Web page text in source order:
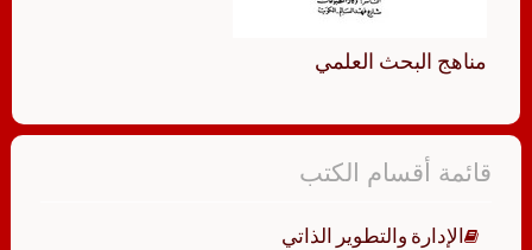
مناهج البحث العلمي
قائمة أقسام الكتب
الإدارة والتطوير الذاتي